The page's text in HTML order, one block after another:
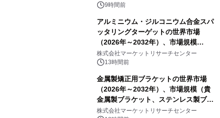
9時間前
アルミニウム・ジルコニウム合金スパ
ッタリングターゲットの世界市場
（2026年～2032年）、市場規模
（0.995、0.999、その他）・分析レポ
ートを発表
株式会社マーケットリサーチセンター
13時間前
金属製矯正用ブラケットの世界市場
（2026年～2032年）、市場規模（貴
金属製ブラケット、ステンレス製ブラ
ケット、純チタン製ブラケット）・分
株式会社マーケットリサーチセンター